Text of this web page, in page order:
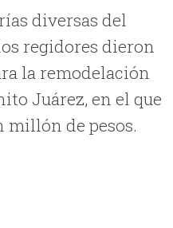
diversas del
regidores dieron
la remodelación
Juárez, en el que
millón de pesos.